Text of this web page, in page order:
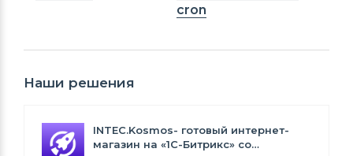
cron
Наши решения
INTEC.Kosmos- готовый интернет-
магазин на «1С-Битрикс» со